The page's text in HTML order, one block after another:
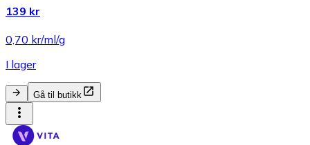
139 kr
0,70 kr/ml/g
I lager
Gå til butikk